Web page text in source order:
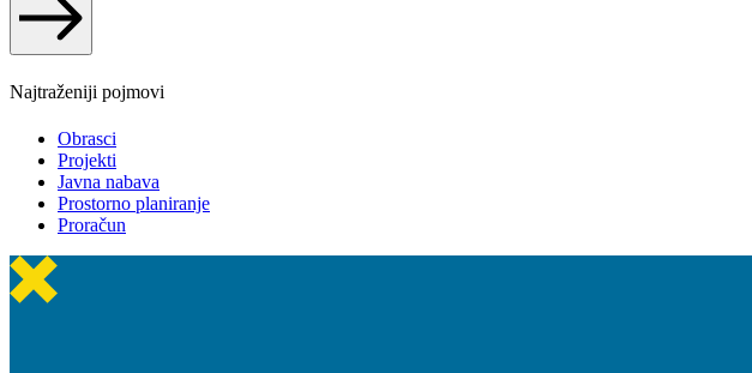
Najtraženiji pojmovi
Obrasci
Projekti
Javna nabava
Prostorno planiranje
Proračun